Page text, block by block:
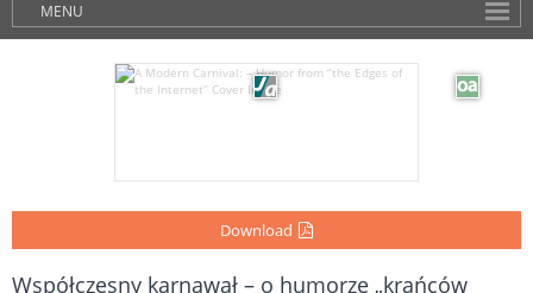
MENU
Download
Współczesny karnawał – o humorze „krańców